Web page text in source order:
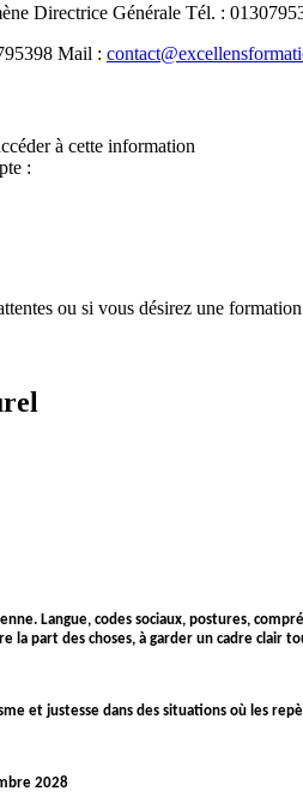
Directrice Générale Tél. :
Mail :
à cette information
:
ou si vous désirez une
Langue, codes sociaux, postures,
la part des choses, à garder un cadre clair
et justesse dans des situations où les
2028